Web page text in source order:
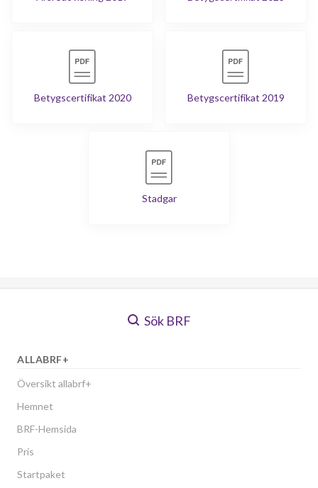
Betygscertifikat 2020 Betygscertifikat 2019
Stadgar
Sök BRF
ALLABRF+
Översikt allabrf+
Hemnet
BRF-Hemsida
Pris
Startpaket